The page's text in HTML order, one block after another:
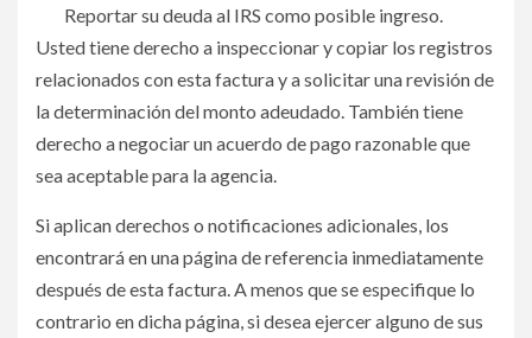
Reportar su deuda al IRS como posible ingreso.
Usted tiene derecho a inspeccionar y copiar los registros
relacionados con esta factura y a solicitar una revisión de
la determinación del monto adeudado. También tiene
derecho a negociar un acuerdo de pago razonable que
sea aceptable para la agencia.
Si aplican derechos o notificaciones adicionales, los
encontrará en una página de referencia inmediatamente
después de esta factura. A menos que se especifique lo
contrario en dicha página, si desea ejercer alguno de sus